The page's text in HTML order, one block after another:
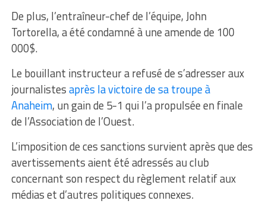
De plus, l’entraîneur-chef de l’équipe, John
Tortorella, a été condamné à une amende de 100
000$.
Le bouillant instructeur a refusé de s’adresser aux
journalistesaprès la victoire de sa troupe à
Anaheim, un gain de 5-1 qui l’a propulsée en finale
de l’Association de l’Ouest.
L’imposition de ces sanctions survient après que des
avertissements aient été adressés au club
concernant son respect du règlement relatif aux
médias et d’autres politiques connexes.